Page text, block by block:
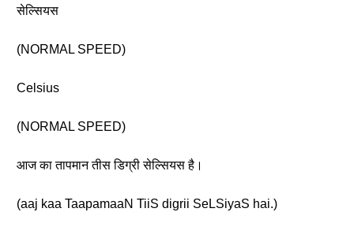
सेल्सियस
(NORMAL SPEED)
Celsius
(NORMAL SPEED)
आज का तापमान तीस डिग्री सेल्सियस है।
(aaj kaa TaapamaaN TiiS digrii SeLSiyaS hai.)